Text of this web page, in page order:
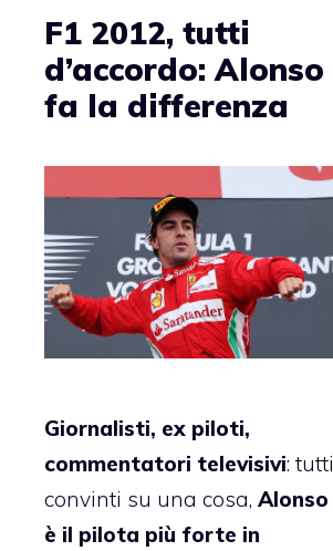
F1 2012, tutti
d’accordo: Alonso
fa la differenza
Giornalisti, ex piloti,
commentatori televisivi: tutti
convinti su una cosa, Alonso
è il pilota più forte in